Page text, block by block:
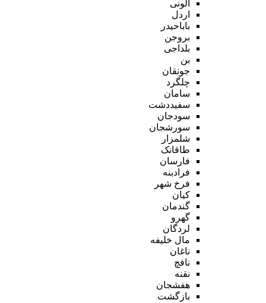
آلونی
اردل
باباحیدر
بروجن
بلداجی
بن
جونقان
چلگرد
سامان
سفیددشت
سودجان
سورشجان
شلمزار
طاقانک
فارسان
فرادبنه
فرخ شهر
کیان
گندمان
گهرو
لردگان
مال خلیفه
ناغان
نافچ
نقنه
هفشجان
بازگشت